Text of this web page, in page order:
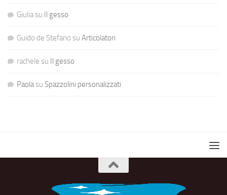
Giuliasu Il gesso
Guido de Stefano su Articolatori
rachele su Il gesso
Paolasu Spazzolini personalizzati